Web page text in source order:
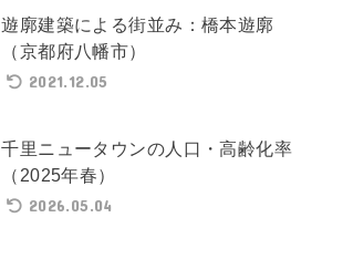
遊廓建築による街並み：橋本遊廓
（京都府八幡市）
2021.12.05
千里ニュータウンの人口・高齢化率
（2025年春）
2026.05.04